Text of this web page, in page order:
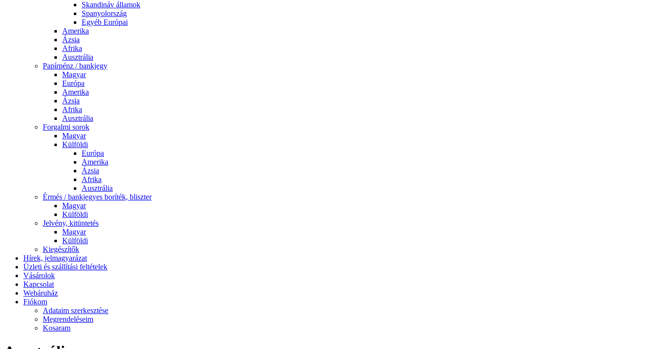
Skandináv államok
Spanyolország
Egyéb Európai
Amerika
Ázsia
Afrika
Ausztrália
Papírpénz / bankjegy
Magyar
Európa
Amerika
Ázsia
Afrika
Ausztrália
Forgalmi sorok
Magyar
Külföldi
Európa
Amerika
Ázsia
Afrika
Ausztrália
Érmés / bankjegyes boríték, bliszter
Magyar
Külföldi
Jelvény, kitüntetés
Magyar
Külföldi
Kiegészítők
Hírek, jelmagyarázat
Üzleti és szállítási feltételek
Vásárolok
Kapcsolat
Webáruház
Fiókom
Adataim szerkesztése
Megrendeléseim
Kosaram